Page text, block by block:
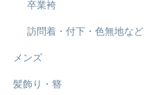
卒業袴
訪問着・付下・色無地など
メンズ
髪飾り・簪